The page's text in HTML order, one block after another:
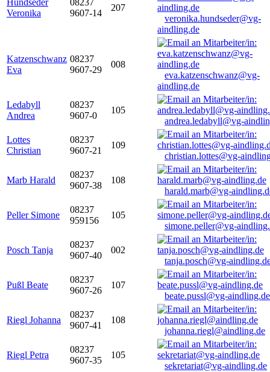
Hundseder
Veronika
08237
9607-14
207
veronika.hundseder@vg-
aindling.de
Katzenschwanz
Eva
08237
9607-29
008
eva.katzenschwanz@vg-
aindling.de
Ledabyll
Andrea
08237
9607-0
105
andrea.ledabyll@vg-
Lottes
Christian
08237
9607-21
109
christian.lottes@vg-
Marb Harald
08237
9607-38
108
harald.marb@vg-
Peller Simone
08237
959156
105
simone.peller@vg-
Posch Tanja
08237
9607-40
002
tanja.posch@vg-
Pußl Beate
08237
9607-26
107
beate.pussl@vg-aindling.de
Riegl Johanna
08237
9607-41
108
johanna.riegl@aindling.de
Riegl Petra
08237
9607-35
105
sekretariat@vg-aindling.de